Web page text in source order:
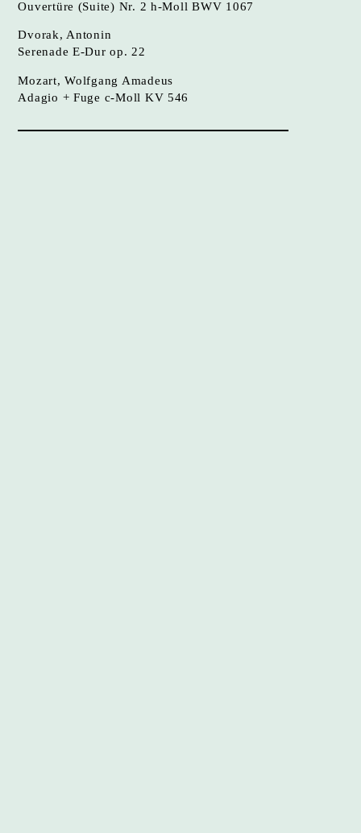
Ouvertüre (Suite) Nr. 2 h-Moll BWV 1067
Dvorak, Antonin
Serenade E-Dur op. 22
Mozart, Wolfgang Amadeus
Adagio + Fuge c-Moll KV 546